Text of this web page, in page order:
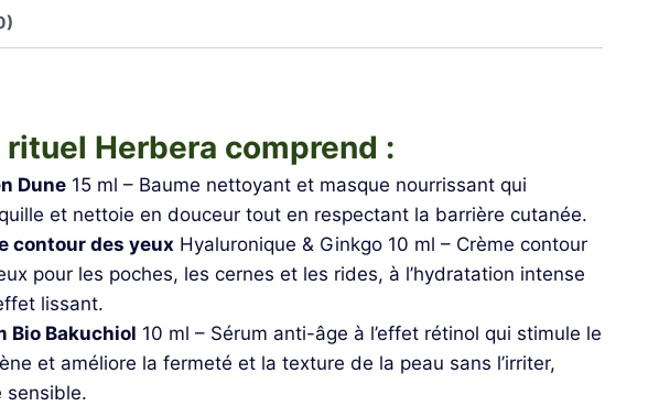
rituel Herbera comprend :
Dune15 ml – Baume nettoyant et masque nourrissant qui
et nettoie en douceur tout en respectant la barrière cutanée.
contour des yeux Hyaluronique & Ginkgo 10 ml – Crème contour
pour les poches, les cernes et les rides, à l’hydratation intense
lissant.
Bio Bakuchiol 10 ml – Sérum anti-âge à l’effet rétinol qui stimule le
et améliore la fermeté et la texture de la peau sans l’irriter,
sensible.